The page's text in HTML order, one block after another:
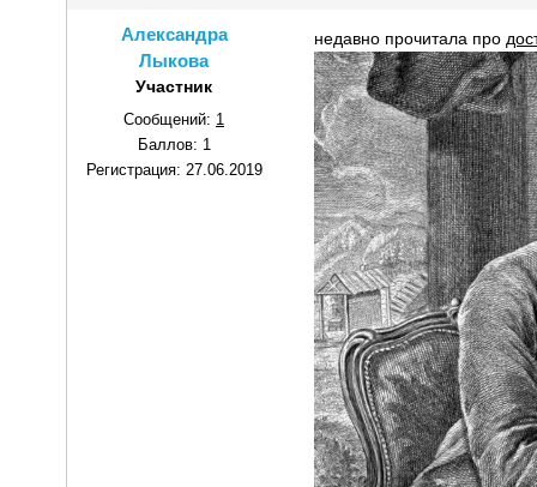
Александра
Лыкова
Участник
Сообщений: 1
Баллов: 1
Регистрация: 27.06.2019
недавно прочитала про